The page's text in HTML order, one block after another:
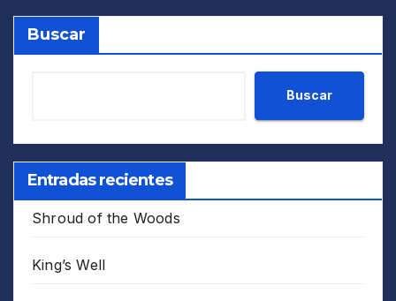
Buscar
Buscar
Entradas recientes
Shroud of the Woods
King’s Well